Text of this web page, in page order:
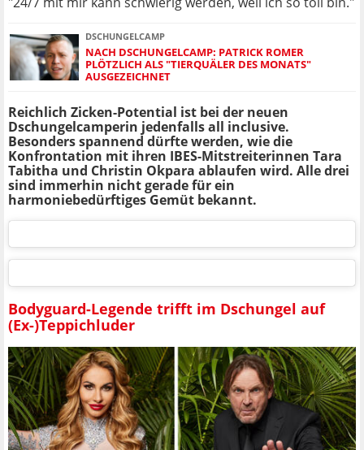
DSCHUNGELCAMP
NACH DSCHUNGELCAMP: PATRICK ROMER
PLÖTZLICH ALS "TIERQUÄLER DES MONATS"
AUSGEZEICHNET
Reichlich Zicken-Potential ist bei der neuen
Dschungelcamperin jedenfalls all inclusive.
Besonders spannend dürfte werden, wie die
Konfrontation mit ihren IBES-Mitstreiterinnen Tara
Tabitha und Christin Okpara ablaufen wird. Alle drei
sind immerhin nicht gerade für ein
harmoniebedürftiges Gemüt bekannt.
Bodyguard-Legende trifft im Dschungel auf
(Ex-)Teppichluder